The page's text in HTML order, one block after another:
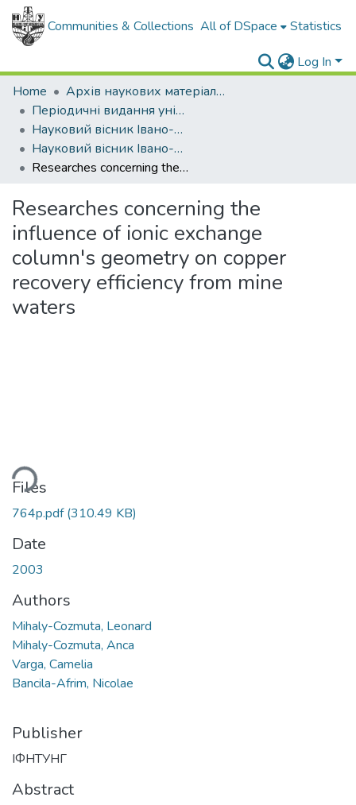
Communities & Collections All of DSpace Statistics
Log In
Home
Архів наукових матеріалів
Періодичні видання університету
Науковий вісник Івано-Франківського національного технічного університету нафти і газу
Науковий вісник Івано-Франківського національного технічного університету нафти і газу - 2003 - №2
Researches concerning the influence of ionic exchange column's geometry on copper recovery efficiency from mine waters
Researches concerning the
influence of ionic exchange
column's geometry on copper
recovery efficiency from mine
waters
Files
764p.pdf(310.49 KB)
Date
2003
Authors
Mihaly-Cozmuta, Leonard
Mihaly-Cozmuta, Anca
Varga, Camelia
Bancila-Afrim, Nicolae
Publisher
ІФНТУНГ
Abstract